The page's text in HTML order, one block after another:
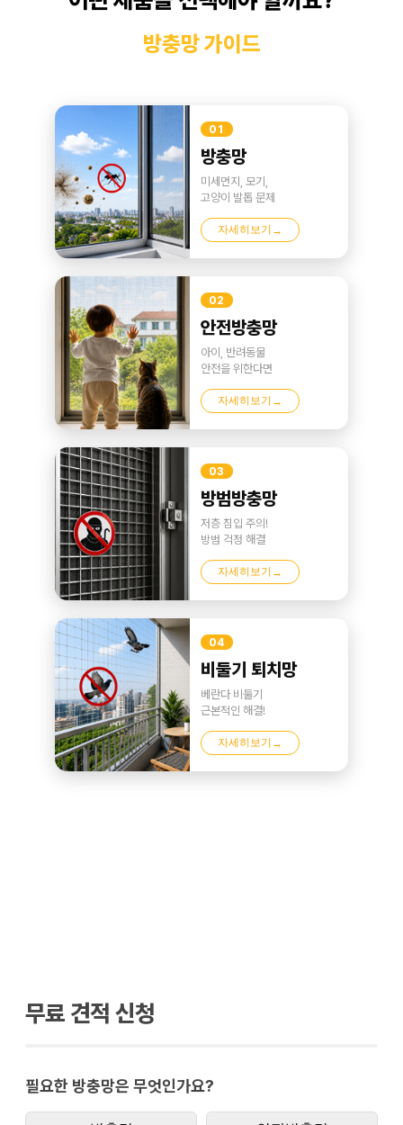
방충망 가이드
01
방충망
미세먼지, 모기,
고양이 발톱 문제
자세히보기 →
02
안전방충망
아이, 반려동물
안전을 위한다면
자세히보기 →
03
방범방충망
저층 침입 주의!
방범 걱정 해결
자세히보기 →
04
비둘기 퇴치망
베란다 비둘기
근본적인 해결!
자세히보기 →
무료 견적 신청
필요한 방충망은 무엇인가요?